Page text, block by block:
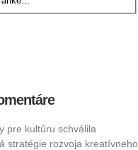
pre kultúru schválila
stratégie rozvoja kreatívneho